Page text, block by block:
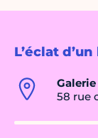
L’éclat
58 rue